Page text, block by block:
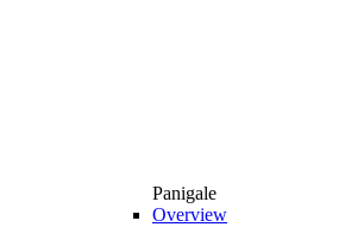
Panigale
Overview